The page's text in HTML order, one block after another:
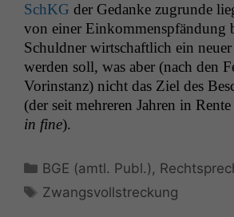
SchKG der Gedanke zugrunde
von ein­er Einkom­men­spfän­dung
Schuld­ner wirtschaftlich ein
wer­den soll, was aber (nach den
Vorin­stanz) nicht das Ziel des
(der seit mehreren Jahren in
in fine).
Kategorien
BGE (amtl. Publ.) ,
Schlagwörter
Zwangsvollstreckung